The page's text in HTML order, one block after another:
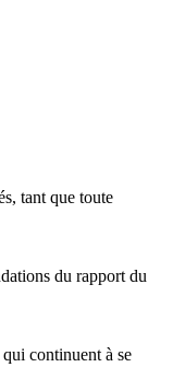
tant que toute
du rapport du
continuent à se